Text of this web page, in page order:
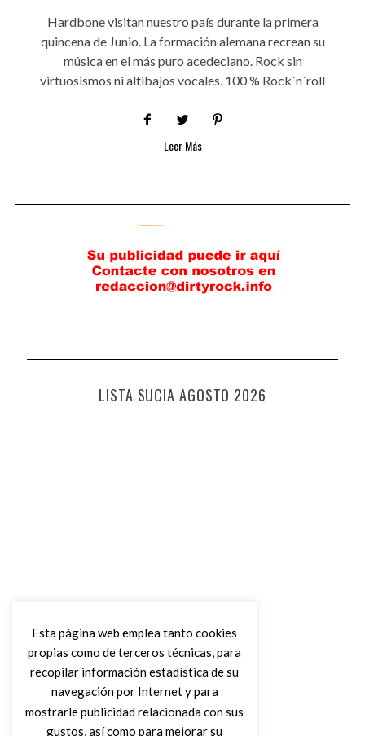
Hardbone visitan nuestro país durante la primera
quincena de Junio. La formación alemana recrean su
música en el más puro acedeciano. Rock sin
virtuosismos ni altibajos vocales. 100 % Rock´n´roll
Leer Más
LISTA SUCIA AGOSTO 2026
Esta página web emplea tanto cookies
propias como de terceros técnicas, para
recopilar información estadística de su
navegación por Internet y para
mostrarle publicidad relacionada con sus
gustos, así como para mejorar su